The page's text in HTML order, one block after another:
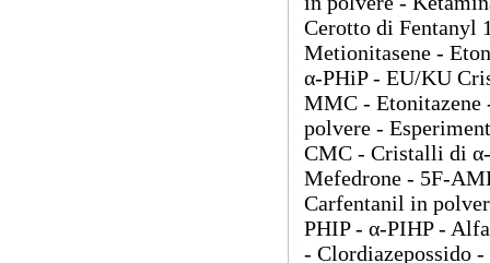
Cerotto di Fentanyl
Metionitasene -
α-PHiP - EU/KU
MMC -
polvere -
CMC - Cristalli di
Mefedrone - 5F-
Carfentanil in
PHIP - α-PIHP -
- Clordiazepossido